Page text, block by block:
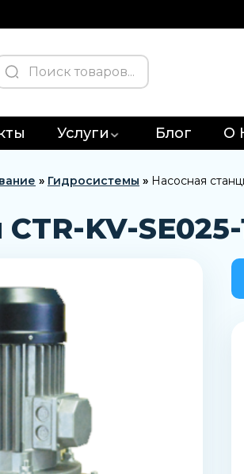
Услуги Блог О
» Гидросистемы » Насосная
KV-